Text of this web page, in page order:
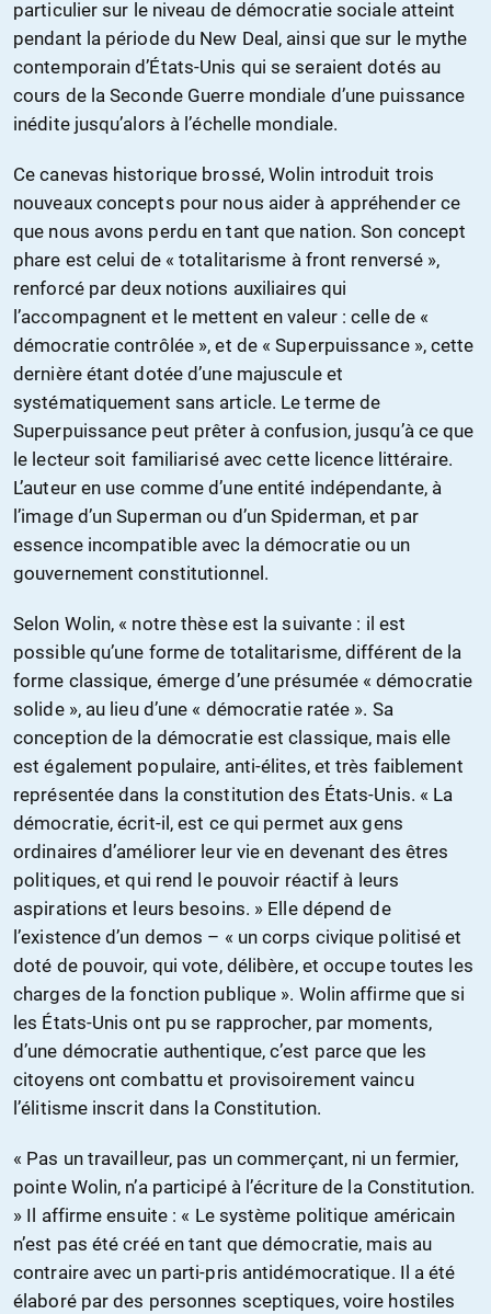
particulier sur le niveau de démocratie sociale atteint
pendant la période du New Deal, ainsi que sur le mythe
contemporain d’États-Unis qui se seraient dotés au
cours de la Seconde Guerre mondiale d’une puissance
inédite jusqu’alors à l’échelle mondiale.
Ce canevas historique brossé, Wolin introduit trois
nouveaux concepts pour nous aider à appréhender ce
que nous avons perdu en tant que nation. Son concept
phare est celui de « totalitarisme à front renversé »,
renforcé par deux notions auxiliaires qui
l’accompagnent et le mettent en valeur : celle de «
démocratie contrôlée », et de « Superpuissance », cette
dernière étant dotée d’une majuscule et
systématiquement sans article. Le terme de
Superpuissance peut prêter à confusion, jusqu’à ce que
le lecteur soit familiarisé avec cette licence littéraire.
L’auteur en use comme d’une entité indépendante, à
l’image d’un Superman ou d’un Spiderman, et par
essence incompatible avec la démocratie ou un
gouvernement constitutionnel.
Selon Wolin, « notre thèse est la suivante : il est
possible qu’une forme de totalitarisme, différent de la
forme classique, émerge d’une présumée « démocratie
solide », au lieu d’une « démocratie ratée ». Sa
conception de la démocratie est classique, mais elle
est également populaire, anti-élites, et très faiblement
représentée dans la constitution des États-Unis. « La
démocratie, écrit-il, est ce qui permet aux gens
ordinaires d’améliorer leur vie en devenant des êtres
politiques, et qui rend le pouvoir réactif à leurs
aspirations et leurs besoins. » Elle dépend de
l’existence d’un demos – « un corps civique politisé et
doté de pouvoir, qui vote, délibère, et occupe toutes les
charges de la fonction publique ». Wolin affirme que si
les États-Unis ont pu se rapprocher, par moments,
d’une démocratie authentique, c’est parce que les
citoyens ont combattu et provisoirement vaincu
l’élitisme inscrit dans la Constitution.
« Pas un travailleur, pas un commerçant, ni un fermier,
pointe Wolin, n’a participé à l’écriture de la Constitution.
» Il affirme ensuite : « Le système politique américain
n’est pas été créé en tant que démocratie, mais au
contraire avec un parti-pris antidémocratique. Il a été
élaboré par des personnes sceptiques, voire hostiles